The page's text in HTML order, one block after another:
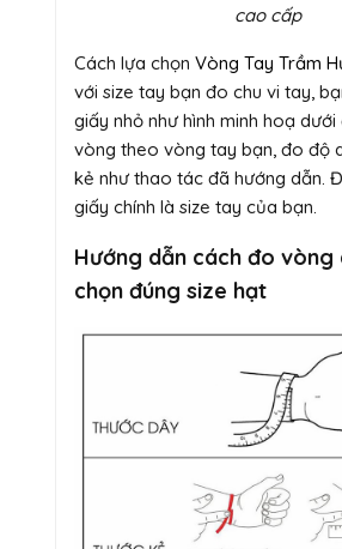
cao cấp
Cách lựa chọn Vòng Tay Trầm
với size tay bạn đo chu vi tay,
giấy nhỏ như hình minh hoạ
vòng theo vòng tay bạn, đo độ
kẻ như thao tác đã hướng dẫn.
giấy chính là size tay của bạn.
Hướng dẫn cách đo vòng
chọn đúng size hạt